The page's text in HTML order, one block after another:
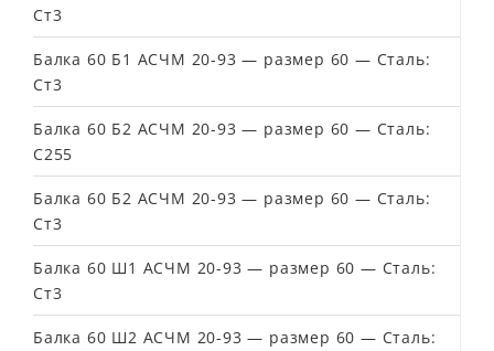
Ст3
Балка 60 Б1 АСЧМ 20-93 — размер 60 — Сталь:
Ст3
Балка 60 Б2 АСЧМ 20-93 — размер 60 — Сталь:
С255
Балка 60 Б2 АСЧМ 20-93 — размер 60 — Сталь:
Ст3
Балка 60 Ш1 АСЧМ 20-93 — размер 60 — Сталь:
Ст3
Балка 60 Ш2 АСЧМ 20-93 — размер 60 — Сталь: